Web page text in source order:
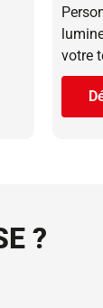
votre
?